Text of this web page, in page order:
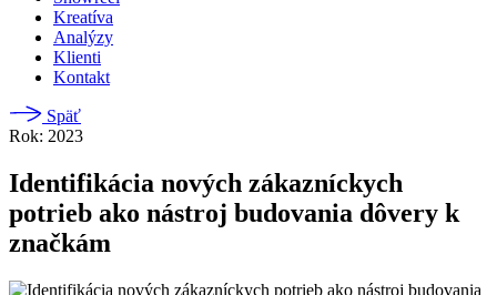
Kreatíva
Analýzy
Klienti
Kontakt
Späť
Rok: 2023
Identifikácia nových zákazníckych
potrieb ako nástroj budovania dôvery k
značkám